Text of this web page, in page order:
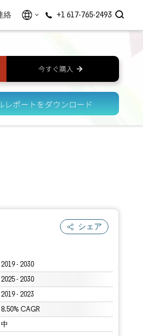
絡 +1 617-765-2493
シェア
2019 - 2030
2025 - 2030
2019 - 2023
8.50% CAGR
中